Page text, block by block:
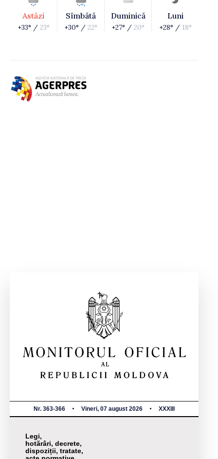
Astăzi
+33° / 23°
Sîmbătă
+30° / 22°
Duminică
+27° / 20°
Luni
+28° / 18°
Nr. 363-366 Vineri, 07 august 2026 XXXIII
Legi,
hotărâri, decrete,
dispoziții, tratate,